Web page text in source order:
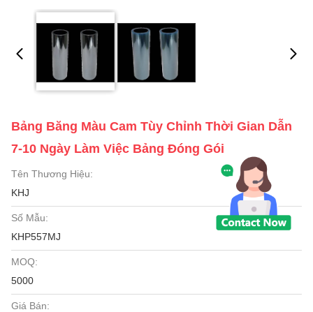
Bảng Băng Màu Cam Tùy Chỉnh Thời Gian Dẫn
7-10 Ngày Làm Việc Bảng Đóng Gói
Tên Thương Hiệu:
KHJ
Số Mẫu:
KHP557MJ
MOQ:
5000
Giá Bán: